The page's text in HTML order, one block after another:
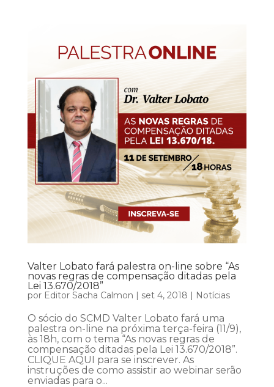
Valter Lobato fará palestra on-line sobre “As
novas regras de compensação ditadas pela
Lei 13.670/2018”
por Editor Sacha Calmon | set 4, 2018 | Notícias
O sócio do SCMD Valter Lobato fará uma
palestra on-line na próxima terça-feira (11/9),
às 18h, com o tema “As novas regras de
compensação ditadas pela Lei 13.670/2018”.
CLIQUE AQUI para se inscrever. As
instruções de como assistir ao webinar serão
enviadas para o...